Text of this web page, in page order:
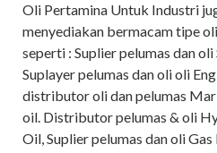
Oli Pertamina Untuk Industri
menyediakan bermacam tipe
seperti : Suplier pelumas dan
Suplayer pelumas dan oli oli
distributor oli dan pelumas
oil. Distributor pelumas & oli
Oil, Suplier pelumas dan oli